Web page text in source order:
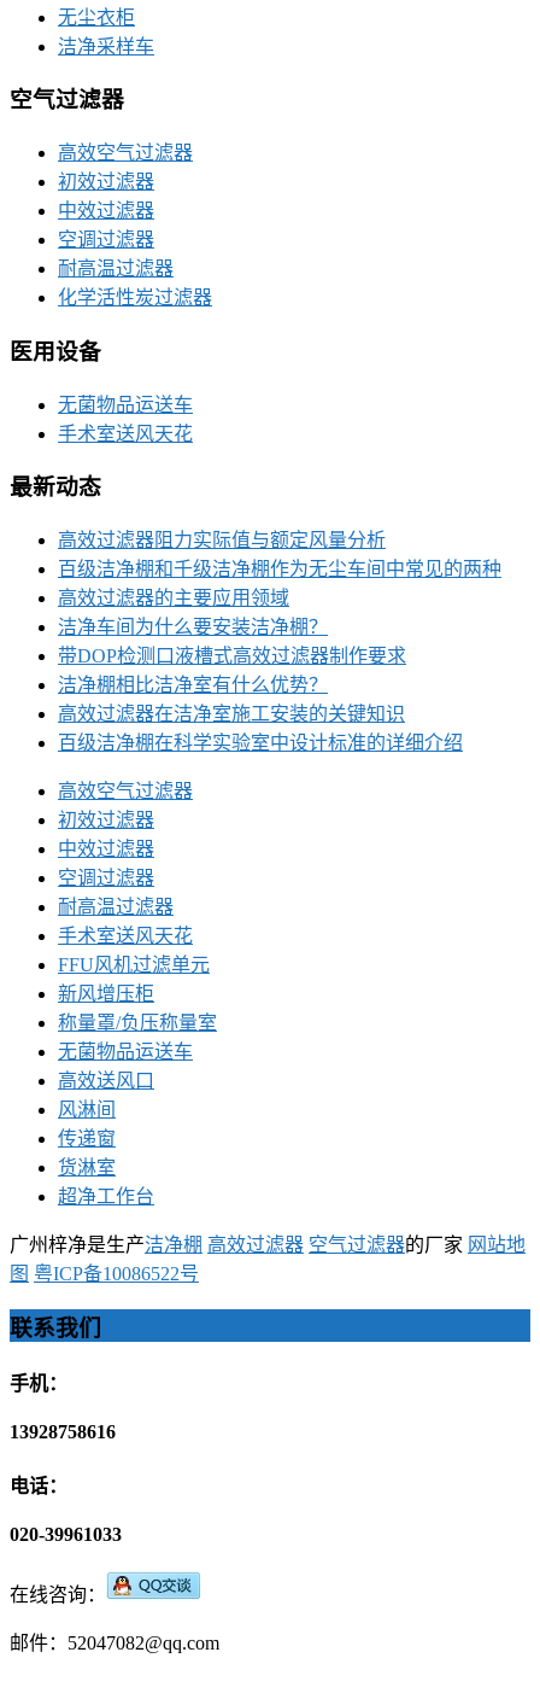
无尘衣柜
洁净采样车
空气过滤器
高效空气过滤器
初效过滤器
中效过滤器
空调过滤器
耐高温过滤器
化学活性炭过滤器
医用设备
无菌物品运送车
手术室送风天花
最新动态
高效过滤器阻力实际值与额定风量分析
百级洁净棚和千级洁净棚作为无尘车间中常见的两种
高效过滤器的主要应用领域
洁净车间为什么要安装洁净棚？
带DOP检测口液槽式高效过滤器制作要求
洁净棚相比洁净室有什么优势？
高效过滤器在洁净室施工安装的关键知识
百级洁净棚在科学实验室中设计标准的详细介绍
高效空气过滤器
初效过滤器
中效过滤器
空调过滤器
耐高温过滤器
手术室送风天花
FFU风机过滤单元
新风增压柜
称量罩/负压称量室
无菌物品运送车
高效送风口
风淋间
传递窗
货淋室
超净工作台
广州梓净是生产洁净棚 高效过滤器 空气过滤器的厂家 网站地
图 粤ICP备10086522号
联系我们
手机：
13928758616
电话：
020-39961033
在线咨询：
邮件：52047082@qq.com